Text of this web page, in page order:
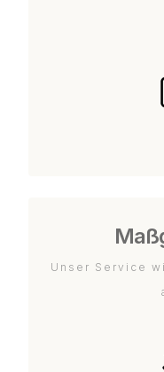
Unser Service